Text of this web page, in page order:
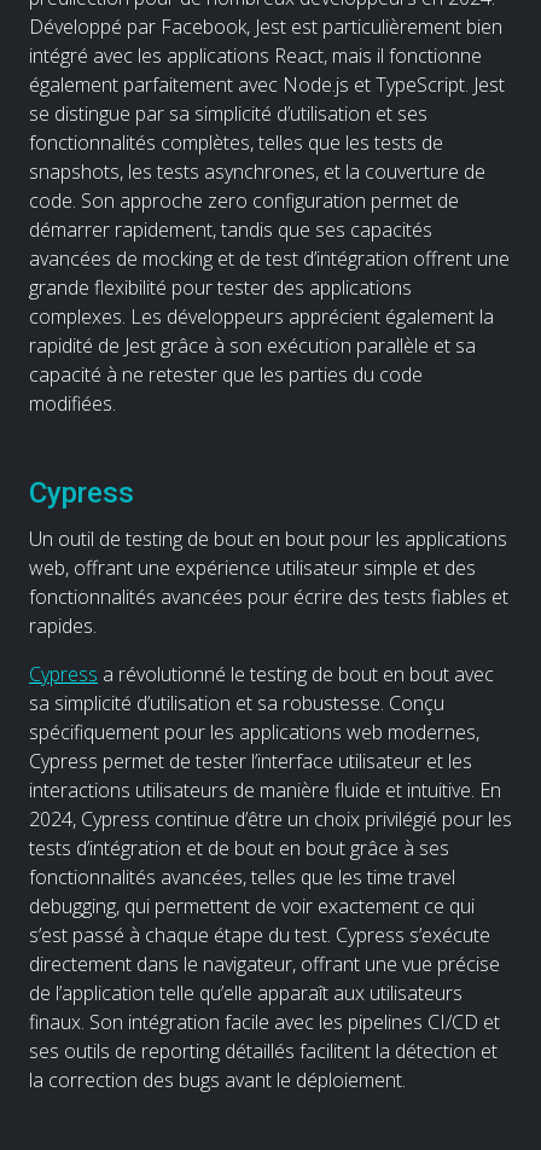
Développé par Facebook, Jest est particulièrement bien
intégré avec les applications React, mais il fonctionne
également parfaitement avec Node.js et TypeScript. Jest
se distingue par sa simplicité d’utilisation et ses
fonctionnalités complètes, telles que les tests de
snapshots, les tests asynchrones, et la couverture de
code. Son approche zero configuration permet de
démarrer rapidement, tandis que ses capacités
avancées de mocking et de test d’intégration offrent une
grande flexibilité pour tester des applications
complexes. Les développeurs apprécient également la
rapidité de Jest grâce à son exécution parallèle et sa
capacité à ne retester que les parties du code
modifiées.
Cypress
Un outil de testing de bout en bout pour les applications
web, offrant une expérience utilisateur simple et des
fonctionnalités avancées pour écrire des tests fiables et
rapides.
Cypress a révolutionné le testing de bout en bout avec
sa simplicité d’utilisation et sa robustesse. Conçu
spécifiquement pour les applications web modernes,
Cypress permet de tester l’interface utilisateur et les
interactions utilisateurs de manière fluide et intuitive. En
2024, Cypress continue d’être un choix privilégié pour les
tests d’intégration et de bout en bout grâce à ses
fonctionnalités avancées, telles que les time travel
debugging, qui permettent de voir exactement ce qui
s’est passé à chaque étape du test. Cypress s’exécute
directement dans le navigateur, offrant une vue précise
de l’application telle qu’elle apparaît aux utilisateurs
finaux. Son intégration facile avec les pipelines CI/CD et
ses outils de reporting détaillés facilitent la détection et
la correction des bugs avant le déploiement.